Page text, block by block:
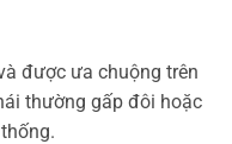
được ưa chuộng trên
thường gấp đôi hoặc